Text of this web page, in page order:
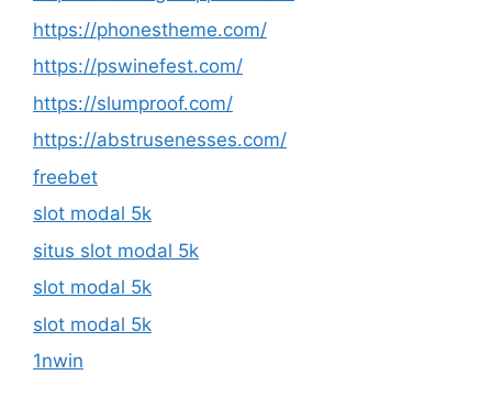
https://phonestheme.com/
https://pswinefest.com/
https://slumproof.com/
https://abstrusenesses.com/
freebet
slot modal 5k
situs slot modal 5k
slot modal 5k
slot modal 5k
1nwin